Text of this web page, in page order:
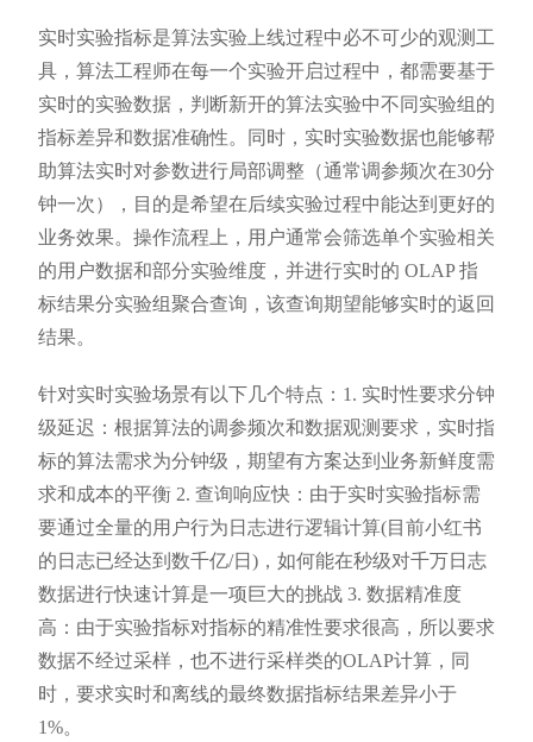
实时实验指标是算法实验上线过程中必不可少的观测工
具，算法工程师在每一个实验开启过程中，都需要基于
实时的实验数据，判断新开的算法实验中不同实验组的
指标差异和数据准确性。同时，实时实验数据也能够帮
助算法实时对参数进行局部调整（通常调参频次在30分
钟一次），目的是希望在后续实验过程中能达到更好的
业务效果。操作流程上，用户通常会筛选单个实验相关
的用户数据和部分实验维度，并进行实时的 OLAP 指
标结果分实验组聚合查询，该查询期望能够实时的返回
结果。
针对实时实验场景有以下几个特点：1. 实时性要求分钟
级延迟：根据算法的调参频次和数据观测要求，实时指
标的算法需求为分钟级，期望有方案达到业务新鲜度需
求和成本的平衡 2. 查询响应快：由于实时实验指标需
要通过全量的用户行为日志进行逻辑计算(目前小红书
的日志已经达到数千亿/日)，如何能在秒级对千万日志
数据进行快速计算是一项巨大的挑战 3. 数据精准度
高：由于实验指标对指标的精准性要求很高，所以要求
数据不经过采样，也不进行采样类的OLAP计算，同
时，要求实时和离线的最终数据指标结果差异小于
1%。